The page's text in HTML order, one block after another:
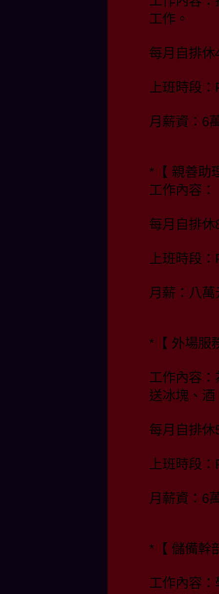
工作。
每月自排休
上班時段
月薪資：6
*【 親善助
工作內容
每月自排休
上班時段
月薪：八萬
*【 外場服
工作內容
送冰塊、
每月自排休
上班時段
月薪資：6
*【 儲備幹
工作內容